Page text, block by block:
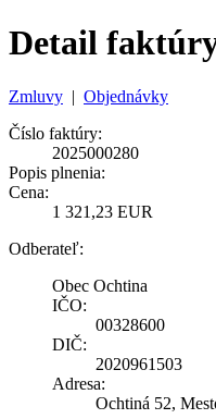
Detail
Zmluvy | Objednávky
Číslo faktúry:
2025000280
Popis plnenia:
Cena:
1 321,23 EUR
Odberateľ:
Obec Ochtina
IČO:
00328600
DIČ:
2020961503
Adresa:
Ochtiná 52,